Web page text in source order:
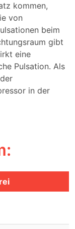
kommen,
von
beim
gibt
eine
Pulsation. Als
in der